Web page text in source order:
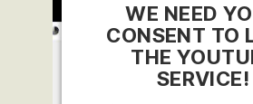
WE NEED
CONSENT TO
THE
SERVICE!